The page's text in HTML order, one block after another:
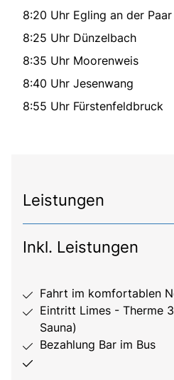
8:20 Uhr Egling an der Paar
8:25 Uhr Dünzelbach
8:35 Uhr Moorenweis
8:40 Uhr Jesenwang
8:55 Uhr Fürstenfeldbruck
Leistungen
Inkl. Leistungen
Fahrt im komfortablen
Eintritt Limes - Therme
Sauna)
Bezahlung Bar im Bus